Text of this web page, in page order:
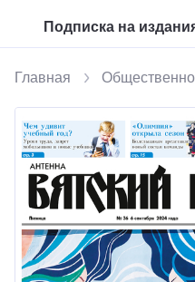
Подписка на
Главная